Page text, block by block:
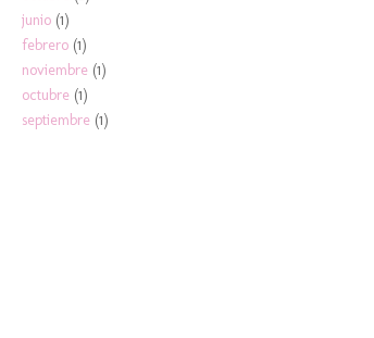
junio (1)
febrero (1)
noviembre (1)
octubre (1)
septiembre (1)